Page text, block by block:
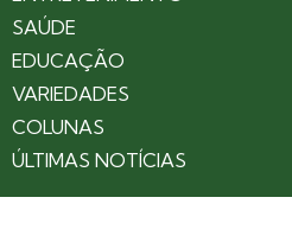
SAÚDE
EDUCAÇÃO
VARIEDADES
COLUNAS
ÚLTIMAS NOTÍCIAS